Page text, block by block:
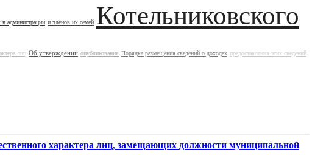
администрации и членов их семей Котельниковского
лиц Об утверждении опубликования Порядка размещения сведений о доходах предоставления этих сведений
характера лиц, замещающих должности муниципальной